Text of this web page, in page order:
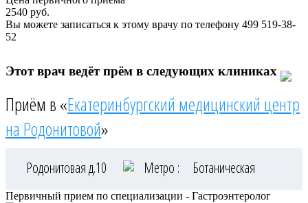
2540 руб.
Вы можете записаться к этому врачу по телефону 499 519-38-
52
Этот врач ведёт прём в следующих клиниках
Приём в «Екатеринбургский медицинский центр
на Родонитовой»
Родонитовая д.10 Метро : Ботаническая
Первичный прием по специализации - Гастроэнтеролог